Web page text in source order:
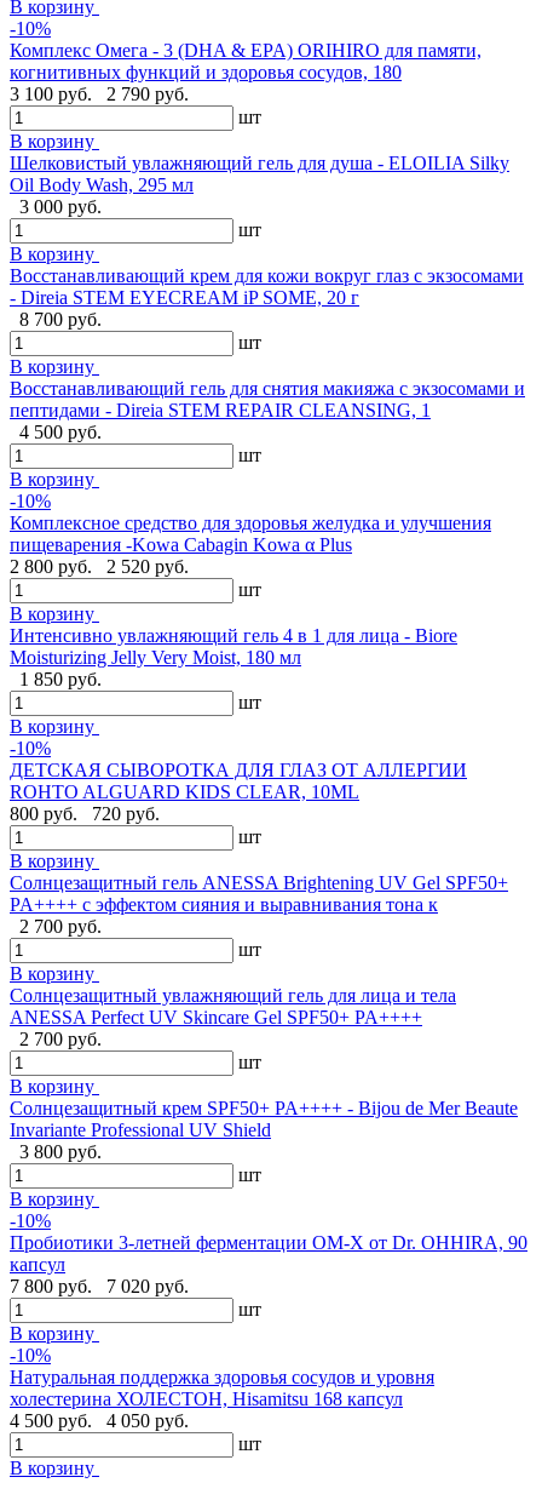
В корзину
-10%
Комплекс Омега - 3 (DHA & EPA) ORIHIRO для памяти,
когнитивных функций и здоровья сосудов, 180
3 100 руб.
2 790 руб.
шт
В корзину
Шелковистый увлажняющий гель для душа - ELOILIA Silky
Oil Body Wash, 295 мл
3 000 руб.
шт
В корзину
Восстанавливающий крем для кожи вокруг глаз с экзосомами
- Direia STEM EYECREAM iP SOME, 20 г
8 700 руб.
шт
В корзину
Восстанавливающий гель для снятия макияжа с экзосомами и
пептидами - Direia STEM REPAIR CLEANSING, 1
4 500 руб.
шт
В корзину
-10%
Комплексное средство для здоровья желудка и улучшения
пищеварения -Kowa Cabagin Kowa α Plus
2 800 руб.
2 520 руб.
шт
В корзину
Интенсивно увлажняющий гель 4 в 1 для лица - Biore
Moisturizing Jelly Very Moist, 180 мл
1 850 руб.
шт
В корзину
-10%
ДЕТСКАЯ СЫВОРОТКА ДЛЯ ГЛАЗ ОТ АЛЛЕРГИИ
ROHTO ALGUARD KIDS CLEAR, 10ML
800 руб.
720 руб.
шт
В корзину
Солнцезащитный гель ANESSA Brightening UV Gel SPF50+
PA++++ с эффектом сияния и выравнивания тона к
2 700 руб.
шт
В корзину
Солнцезащитный увлажняющий гель для лица и тела
ANESSA Perfect UV Skincare Gel SPF50+ PA++++
2 700 руб.
шт
В корзину
Cолнцезащитный крем SPF50+ PA++++ - Bijou de Mer Beaute
Invariante Professional UV Shield
3 800 руб.
шт
В корзину
-10%
Пробиотики 3-летней ферментации OM-X от Dr. OHHIRA, 90
капсул
7 800 руб.
7 020 руб.
шт
В корзину
-10%
Натуральная поддержка здоровья сосудов и уровня
холестерина ХОЛЕСТОН, Hisamitsu 168 капсул
4 500 руб.
4 050 руб.
шт
В корзину